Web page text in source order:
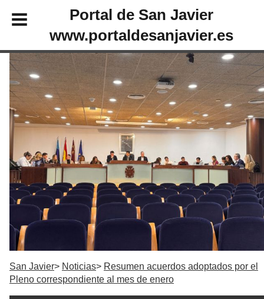
Portal de San Javier
www.portaldesanjavier.es
San Javier Noticias
Resumen acuerdos adoptados por el
Pleno correspondiente al mes de enero